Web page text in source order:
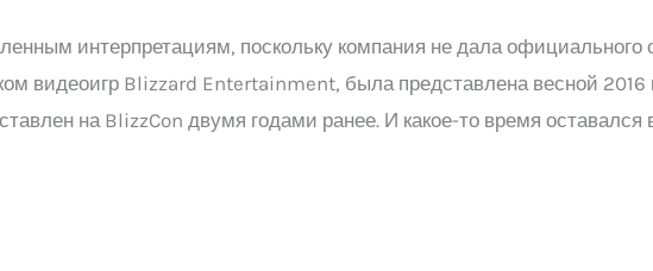
интерпретациям, поскольку компания не дала официального
видеоигр Blizzard Entertainment, была представлена ​​весной
на BlizzCon двумя годами ранее. И какое-то время оставался